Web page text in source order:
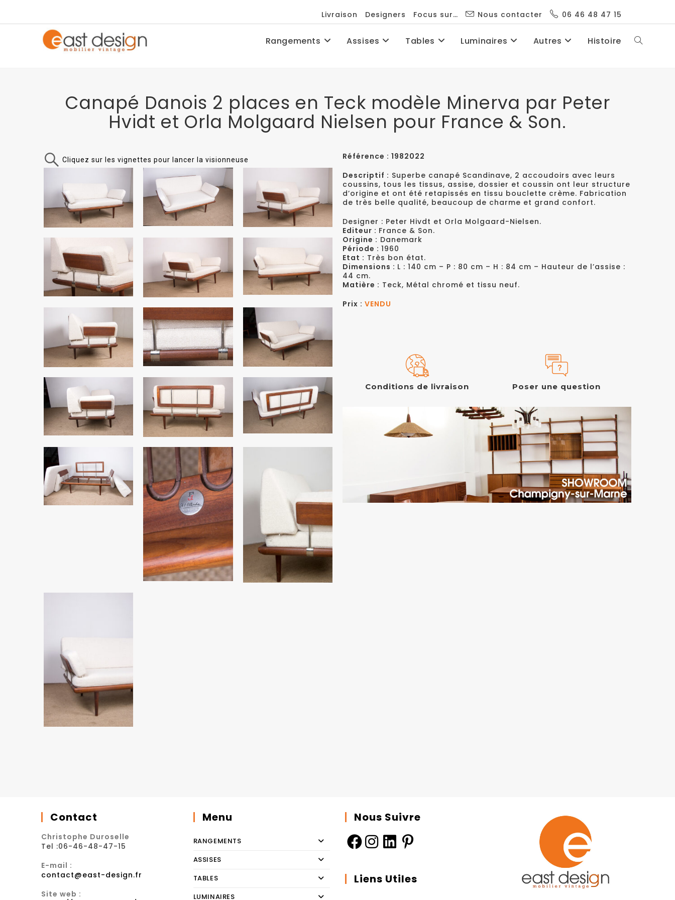
Livraison Designers Focus sur… Nous contacter 06 46 48 47 15
Rangements Assises Tables Luminaires Autres Histoire
Canapé Danois 2 places en Teck modèle Minerva par Peter
Hvidt et Orla Molgaard Nielsen pour France & Son.
Cliquez sur les vignettes pour lancer la visionneuse
Référence : 1982022
Descriptif : Superbe canapé Scandinave, 2 accoudoirs avec leurs
coussins, tous les tissus, assise, dossier et coussin ont leur structure
d’origine et ont été retapissés en tissu bouclette crème. Fabrication
de très belle qualité, beaucoup de charme et grand confort.
Designer : Peter Hivdt et Orla Molgaard-Nielsen.
Editeur : France & Son.
Origine : Danemark
Période : 1960
Etat : Très bon état.
Dimensions : L : 140 cm – P : 80 cm – H : 84 cm – Hauteur de l’assise :
44 cm.
Matière : Teck, Métal chromé et tissu neuf.
Prix : VENDU
Conditions de livraison Poser une question
Contact
Christophe Duroselle
Tel :06-46-48-47-15
E-mail :
contact@east-design.fr
Site web :
Menu
RANGEMENTS
ASSISES
TABLES
LUMINAIRES
Nous Suivre
Liens Utiles